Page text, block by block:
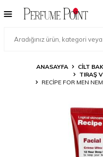
ANASAYFA CILT
TIRAŞ
RECIPE FOR MEN